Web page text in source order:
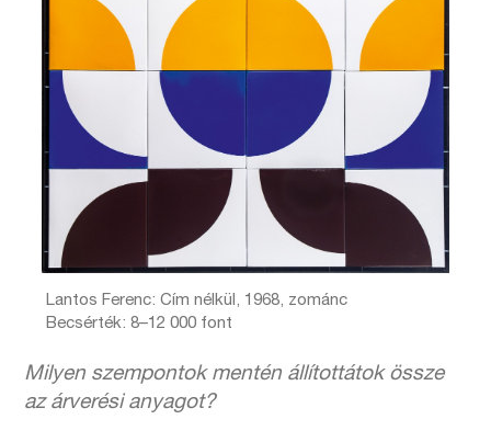
Lantos Ferenc: Cím nélkül, 1968, zománc
Becsérték: 8–12 000 font
Milyen szempontok mentén állítottátok össze
az árverési anyagot?